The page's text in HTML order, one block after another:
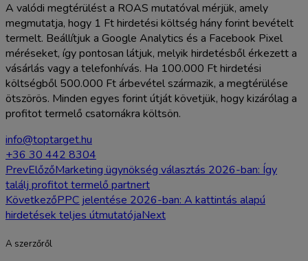
A valódi megtérülést a ROAS mutatóval mérjük, amely
megmutatja, hogy 1 Ft hirdetési költség hány forint bevételt
termelt. Beállítjuk a Google Analytics és a Facebook Pixel
méréseket, így pontosan látjuk, melyik hirdetésből érkezett a
vásárlás vagy a telefonhívás. Ha 100.000 Ft hirdetési
költségből 500.000 Ft árbevétel származik, a megtérülése
ötszörös. Minden egyes forint útját követjük, hogy kizárólag a
profitot termelő csatornákra költsön.
info@toptarget.hu
+36 30 442 8304
PrevElőzőMarketing ügynökség választás 2026-ban: Így
találj profitot termelő partnert
KövetkezőPPC jelentése 2026-ban: A kattintás alapú
hirdetések teljes útmutatójaNext
A szerzőről